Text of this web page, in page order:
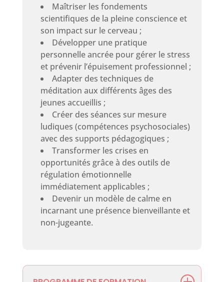
Maîtriser les fondements
scientifiques de la pleine conscience et
son impact sur le cerveau ;
Développer une pratique
personnelle ancrée pour gérer le stress
et prévenir l’épuisement professionnel ;
Adapter des techniques de
méditation aux différents âges des
jeunes accueillis ;
Créer des séances sur mesure
ludiques (compétences psychosociales)
avec des supports pédagogiques ;
Transformer les crises en
opportunités grâce à des outils de
régulation émotionnelle
immédiatement applicables ;
Devenir un modèle de calme en
incarnant une présence bienveillante et
non-jugeante.